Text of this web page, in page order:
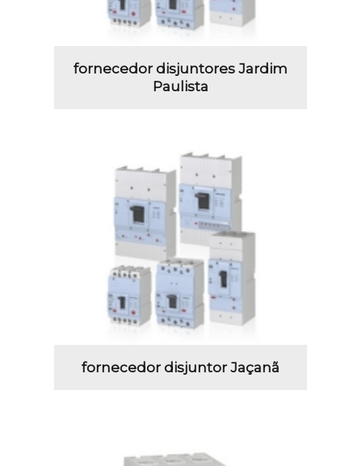
fornecedor disjuntores Jardim
Paulista
fornecedor disjuntor Jaçanã